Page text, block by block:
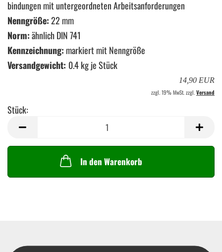
bindungen mit untergeordneten Arbeitsanforderungen
Nenngröße:22 mm
Norm:ähnlich DIN 741
Kennzeichnung: markiert mit Nenngröße
Versandgewicht: 0.4kg je Stück
14,90 EUR
zzgl. 19% MwSt. zzgl.Versand
Stück:
In den Warenkorb